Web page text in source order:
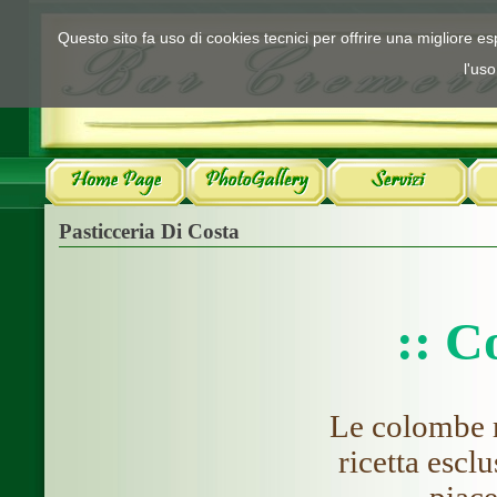
Pasticceria Di Costa
::
Le colombe
ricetta
Questo sito fa uso di cookies tecnici per offrire una migliore